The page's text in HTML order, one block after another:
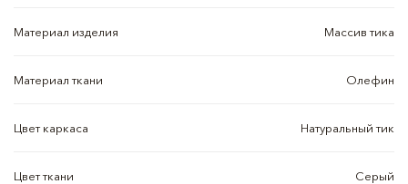
Материал изделия Массив тика
Материал ткани Олефин
Цвет каркаса Натуральный тик
Цвет ткани Cерый